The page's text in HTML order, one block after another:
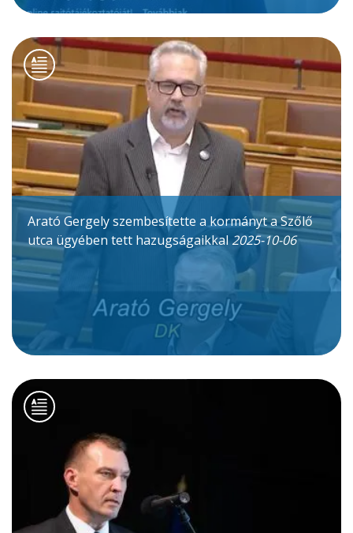
Arató Gergely szembesítette a kormányt a Szőlő
utca ügyében tett hazugságaikkal2025-10-06